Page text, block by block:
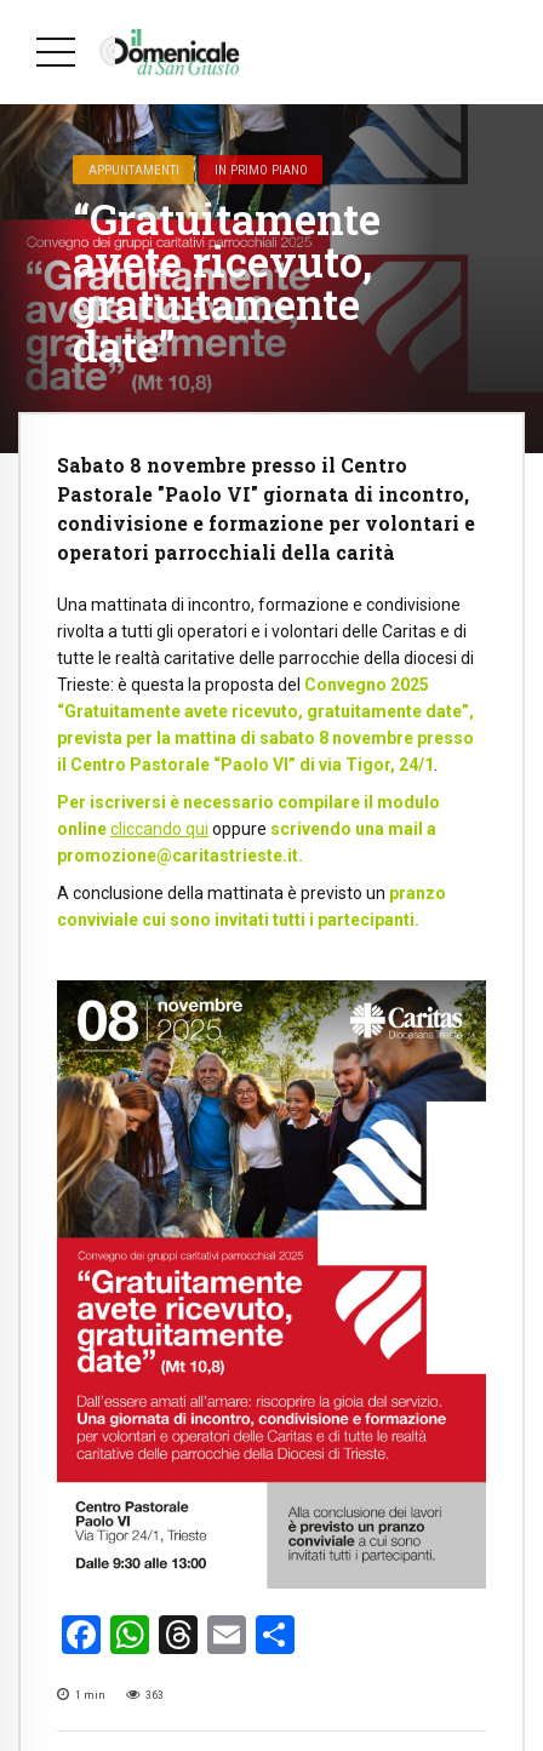
APPUNTAMENTI IN PRIMO PIANO
“Gratuitamente
avete ricevuto,
gratuitamente
date”
Sabato 8 novembre presso il Centro
Pastorale "Paolo VI" giornata di incontro,
condivisione e formazione per volontari e
operatori parrocchiali della carità
Una mattinata di incontro, formazione e condivisione
rivolta a tutti gli operatori e i volontari delle Caritas e di
tutte le realtà caritative delle parrocchie della diocesi di
Trieste: è questa la proposta del Convegno 2025
“Gratuitamente avete ricevuto, gratuitamente date”,
prevista per la mattina di sabato 8 novembre presso
il Centro Pastorale “Paolo VI” di via Tigor, 24/1
Per iscriversi è necessario compilare il modulo
onlinecliccando qui oppure scrivendo una mail a
promozione@caritastrieste.it.
A conclusione della mattinata è previsto un pranzo
conviviale cui sono invitati tutti i partecipanti.
Facebook
WhatsApp
Threads
Email
1 min 363